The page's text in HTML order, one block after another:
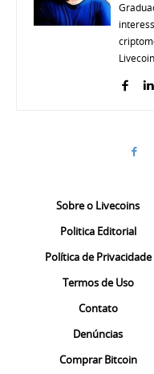
Sobre o Livecoins
Politica Editorial
Política de Privacidade
Termos de Uso
Contato
Denúncias
Comprar Bitcoin